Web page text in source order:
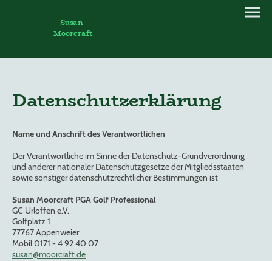
Susan
Moorcraft
Datenschutzerklärung
Name und Anschrift des Verantwortlichen
Der Verantwortliche im Sinne der Datenschutz-Grundverordnung
und anderer nationaler Datenschutzgesetze der Mitgliedsstaaten
sowie sonstiger datenschutzrechtlicher Bestimmungen ist
Susan Moorcraft PGA Golf Professional
GC Urloffen e.V.
Golfplatz 1
77767 Appenweier
Mobil 0171 - 4 92 40 07
susan@moorcraft.de